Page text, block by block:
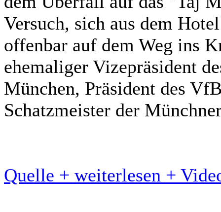
Versuch, sich aus dem
offenbar auf dem Weg ins
ehemaliger Vizepräsident
München, Präsident des
Schatzmeister der
Quelle + weiterlesen +